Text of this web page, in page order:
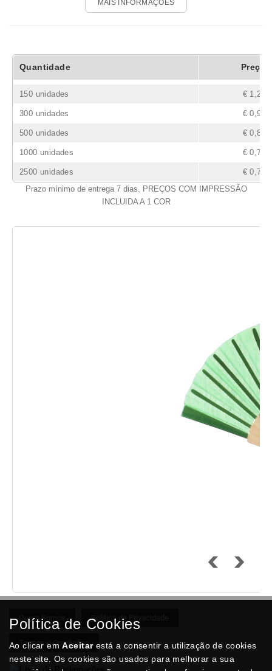
MAIS INFORMAÇÕES
Quantidade Preço
150 unidades € 1,23
300 unidades € 0,96
500 unidades € 0,83
1000 unidades € 0,78
2500 unidades
€ 0,75
Prazo mínimo de entrega 7 dias. PREÇOS COM IMPRESSÃO
INCLUIDA A 1 COR
Quem Somos Politica de Privacidade
Termos e Condições
Política de Cookies
Ao clicar emAceitarestá a consentir a utilização de cookies
neste site. Os cookies são usados para melhorar a sua